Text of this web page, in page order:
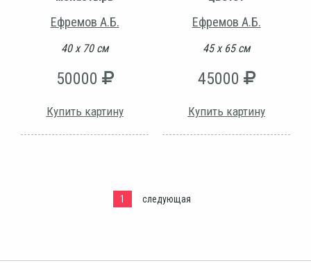
Ефремов А.Б.
40 х 70 см
50000
Купить картину
Ефремов А.Б.
45 х 65 см
45000
Купить картину
1 следующая